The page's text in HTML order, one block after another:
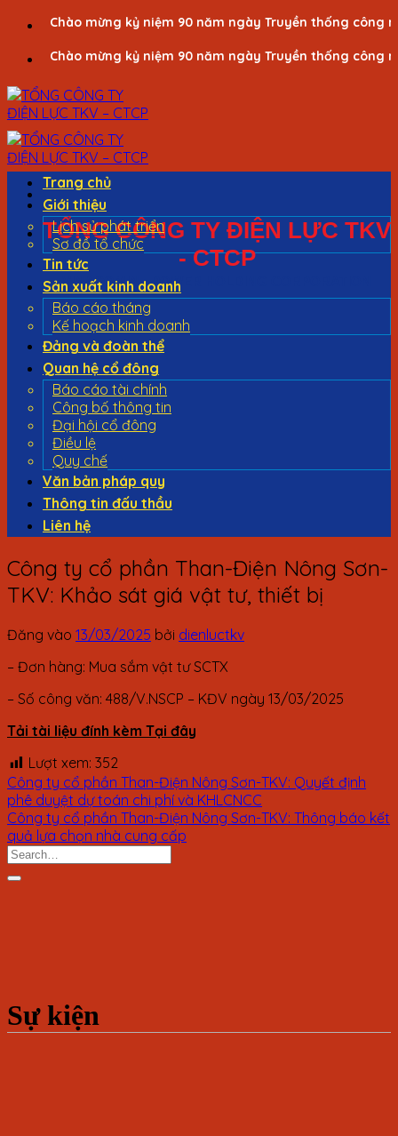
Chào mừng kỷ niệm 90 năm ngày Truyền thống công
Chào mừng kỷ niệm 90 năm ngày Truyền thống công
TỔNG CÔNG TY ĐIỆN LỰC TKV
- CTCP
VINACOMIN - POWER HOLDING CORPORATION
Trang chủ
Giới thiệu
Lịch sử phát triển
Sơ đồ tổ chức
Tin tức
Sản xuất kinh doanh
Báo cáo tháng
Kế hoạch kinh doanh
Đảng và đoàn thể
Quan hệ cổ đông
Báo cáo tài chính
Công bố thông tin
Đại hội cổ đông
Điều lệ
Quy chế
Văn bản pháp quy
Thông tin đấu thầu
Liên hệ
Công ty cổ phần Than-Điện Nông Sơn-
TKV: Khảo sát giá vật tư, thiết bị
Đăng vào 13/03/2025 bởi dienluctkv
– Đơn hàng: Mua sắm vật tư SCTX
– Số công văn: 488/V.NSCP – KĐV ngày 13/03/2025
Tải tài liệu đính kèm Tại đây
Lượt xem: 352
Công ty cổ phần Than-Điện Nông Sơn-TKV: Quyết định
phê duyệt dự toán chi phí và KHLCNCC
Công ty cổ phần Than-Điện Nông Sơn-TKV: Thông báo kết
quả lựa chọn nhà cung cấp
Sự kiện